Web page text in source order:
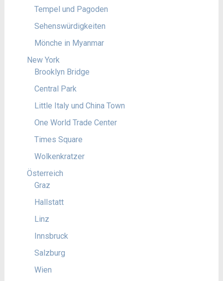
Tempel und Pagoden
Sehenswürdigkeiten
Mönche in Myanmar
New York
Brooklyn Bridge
Central Park
Little Italy und China Town
One World Trade Center
Times Square
Wolkenkratzer
Österreich
Graz
Hallstatt
Linz
Innsbruck
Salzburg
Wien